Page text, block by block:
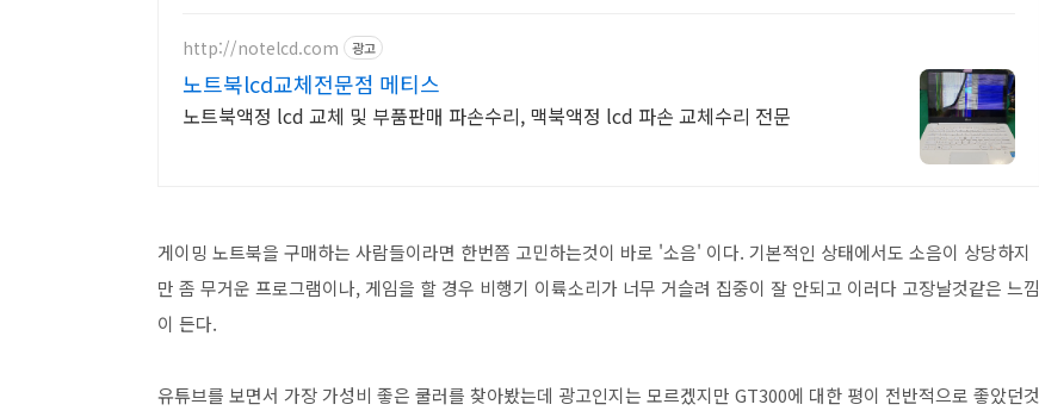
http://notelcd.com 광고
노트북lcd교체전문점 메티스
노트북액정 lcd 교체 및 부품판매 파손수리, 맥북액정 lcd 파손 교체수리 전문
게이밍 노트북을 구매하는 사람들이라면 한번쯤 고민하는것이 바로 '소음' 이다. 기본적인 상태에서도 소음이 상당하지
만 좀 무거운 프로그램이나, 게임을 할 경우 비행기 이륙소리가 너무 거슬려 집중이 잘 안되고 이러다 고장날것같은 느낌
이 든다.
유튜브를 보면서 가장 가성비 좋은 쿨러를 찾아봤는데 광고인지는 모르겠지만 GT300에 대한 평이 전반적으로 좋았던것